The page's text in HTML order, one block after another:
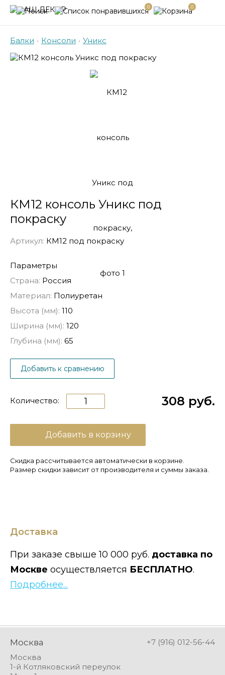
0 0
Балки • Консоли • Уникс
КМ12 консоль Уникс под
покраску
Артикул: КМ12 под покраску
Параметры
Страна: Россия
Материал: Полиуретан
Высота (мм): 110
Ширина (мм): 120
Глубина (мм): 65
Добавить к сравнению
308 руб.
Количество:
Добавить в корзину
Скидка рассчитывается автоматически в корзине.
Размер скидки зависит от производителя и суммы заказа.
Доставка
При заказе свыше 10 000 руб. доставка по
Москве осуществляется БЕСПЛАТНО.
Подробнее...
Москва
+7 (916) 012-56-44
Москва
1-й Котляковский переулок